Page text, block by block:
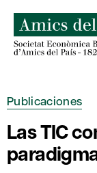
contenido
Publicaciones
Las TIC